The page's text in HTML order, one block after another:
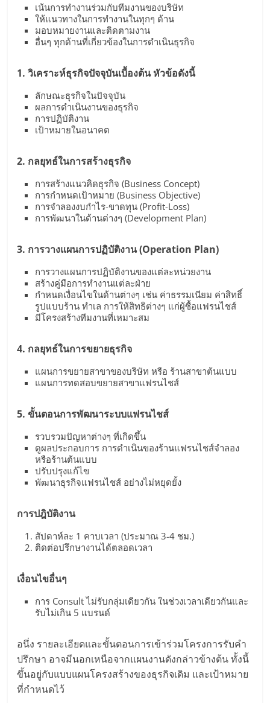
เน้นการทำงานร่วมกับทีมงานของบริษัท
ให้แนวทางในการทำงานในทุกๆ ด้าน
มอบหมายงานและติดตามงาน
อื่นๆ ทุกด้านที่เกี่ยวข้องในการดำเนินธุรกิจ
1. วิเคราะห์ธุรกิจปัจจุบันเบื้องต้น หัวข้อดังนี้
ลักษณะธุรกิจในปัจจุบัน
ผลการดำเนินงานของธุรกิจ
การปฏิบัติงาน
เป้าหมายในอนาคต
2. กลยุทธ์ในการสร้างธุรกิจ
การสร้างแนวคิดธุรกิจ (Business Concept)
การกำหนดเป้าหมาย (Business Objective)
การจำลองงบกำไร-ขาดทุน (Profit-Loss)
การพัฒนาในด้านต่างๆ (Development Plan)
3. การวางแผนการปฏิบัติงาน (Operation Plan)
การวางแผนการปฏิบัติงานของแต่ละหน่วยงาน
สร้างคู่มือการทำงานแต่ละฝ่าย
กำหนดเงื่อนไขในด้านต่างๆ เช่น ค่าธรรมเนียม ค่าสิทธิ์
รูปแบบร้าน ทำเล การให้สิทธิต่างๆ แก่ผู้ซื้อแฟรนไชส์
มีโครงสร้างทีมงานที่เหมาะสม
4. กลยุทธ์ในการขยายธุรกิจ
แผนการขยายสาขาของบริษัท หรือ ร้านสาขาต้นแบบ
แผนการทดสอบขยายสาขาแฟรนไชส์
5. ขั้นตอนการพัฒนาระบบแฟรนไชส์
รวบรวมปัญหาต่างๆ ที่เกิดขึ้น
ดูผลประกอบการ การดำเนินของร้านแฟรนไชส์จำลอง
หรือร้านต้นแบบ
ปรับปรุงแก้ไข
พัฒนาธุรกิจแฟรนไชส์ อย่างไม่หยุดยั้ง
การปฎิบัติงาน
สัปดาห์ละ 1 คาบเวลา (ประมาณ 3-4 ชม.)
ติดต่อปรึกษางานได้ตลอดเวลา
เงื่อนไขอื่นๆ
การ Consult ไม่รับกลุ่มเดียวกัน ในช่วงเวลาเดียวกันและ
รับไม่เกิน 5 แบรนด์
อนึ่ง รายละเอียดและขั้นตอนการเข้าร่วมโครงการรับคำ
ปรึกษา อาจมีนอกเหนือจากแผนงานดังกล่าวข้างต้น ทั้งนี้
ขึ้นอยู่กับแบบแผนโครงสร้างของธุรกิจเดิม และเป้าหมาย
ที่กำหนดไว้